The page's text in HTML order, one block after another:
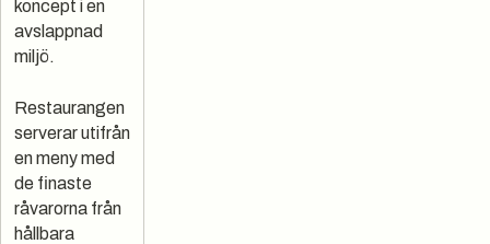
koncept i en
avslappnad
miljö.
Restaurangen
serverar utifrån
en meny med
de finaste
råvarorna från
hållbara